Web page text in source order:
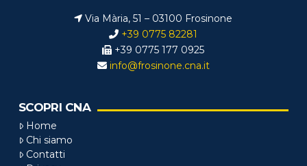
Via Mària, 51 – 03100 Frosinone
+39 0775 82281
+39 0775 177 0925
info@frosinone.cna.it
SCOPRI CNA
Home
Chi siamo
Contatti